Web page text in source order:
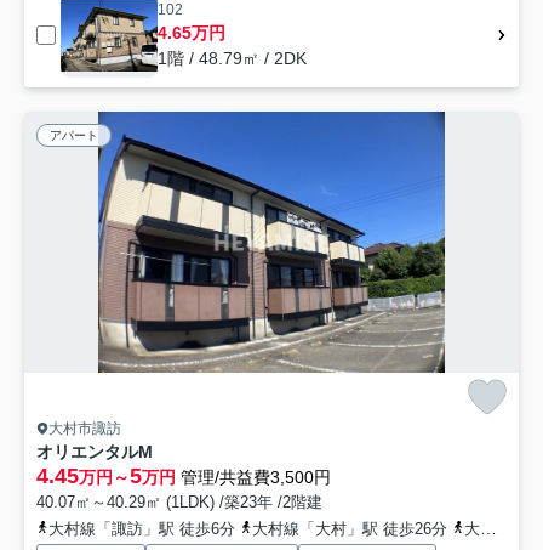
102
4.65万円
1階 / 48.79㎡ / 2DK
アパート
大村市諏訪
オリエンタルM
4.45万円～5万円 管理/共益費3,500円
40.07㎡～40.29㎡ (1LDK) /築23年 /2階建
大村線「諏訪」駅 徒歩6分
大村線「大村」駅 徒歩26分 大村線「竹松」駅 徒歩23分